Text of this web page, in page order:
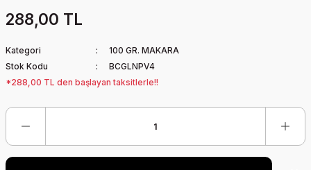
288,00 TL
Kategori
100 GR. MAKARA
Stok Kodu
BCGLNPV4
*288,00 TL den başlayan taksitlerle!!